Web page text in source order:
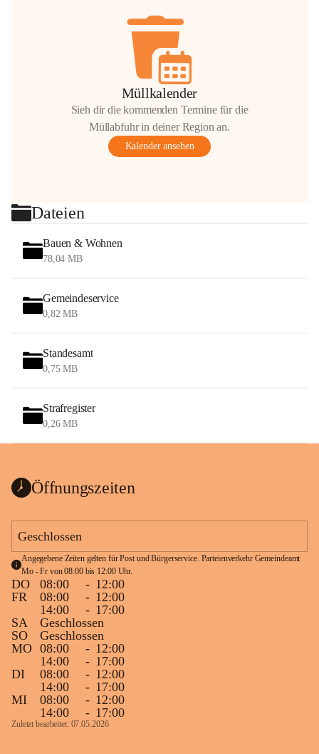
Müllkalender
Sieh dir die kommenden Termine für die
Müllabfuhr in deiner Region an.
Kalender ansehen
Dateien
Bauen & Wohnen
78,04 MB
Gemeindeservice
0,82 MB
Standesamt
0,75 MB
Strafregister
0,26 MB
Öffnungszeiten
Geschlossen
Angegebene Zeiten gelten für Post und Bürgerservice. Parteienverkehr Gemeindeamt
Mo - Fr von 08:00 bis 12:00 Uhr.
DO 08:00 - 12:00
FR
08:00 - 12:00
14:00
- 17:00
SA
Geschlossen
SO
Geschlossen
MO 08:00 - 12:00
14:00
- 17:00
DI
08:00 - 12:00
14:00
- 17:00
MI
08:00 - 12:00
14:00
- 17:00
Zuletzt bearbeitet: 07.05.2026